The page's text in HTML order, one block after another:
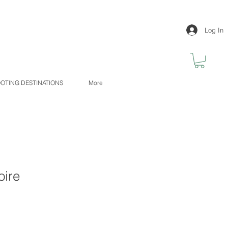
DESTINATIONS More
Log In